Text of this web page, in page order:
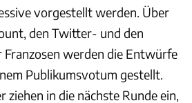
vorgestellt werden. Über
den Twitter- und den
Franzosen werden die Entwürfe
Publikumsvotum gestellt.
ziehen in die nächste Runde ein,